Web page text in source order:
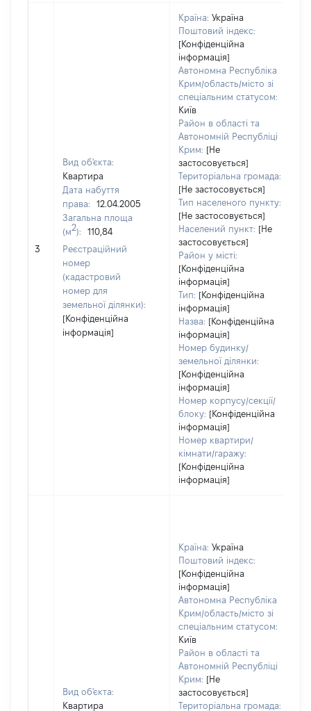
3
Вид об'єкта:
Квартира
Дата набуття
права:
12.04.2005
Загальна площа
(м2):
110,84
Реєстраційний
номер
(кадастровий
номер для
земельної ділянки):
[Конфіденційна
інформація]
Країна: Україна
Поштовий індекс:
[Конфіденційна
інформація]
Автономна Республіка
Крим/область/місто зі
спеціальним статусом:
Київ
Район в області та
Автономній Республіці
Крим: [Не
застосовується]
Територіальна громада:
[Не застосовується]
Тип населеного пункту:
[Не застосовується]
Населений пункт: [Не
застосовується]
Район у місті:
[Конфіденційна
інформація]
Тип: [Конфіденційна
інформація]
Назва: [Конфіденційна
інформація]
Номер будинку/
земельної ділянки:
[Конфіденційна
інформація]
Номер корпусу/секції/
блоку: [Конфіденційна
інформація]
Номер квартири/
кімнати/гаражу:
[Конфіденційна
інформація]
Вид об'єкта:
Квартира
Країна: Україна
Поштовий індекс:
[Конфіденційна
інформація]
Автономна Республіка
Крим/область/місто зі
спеціальним статусом:
Київ
Район в області та
Автономній Республіці
Крим: [Не
застосовується]
Територіальна громада: